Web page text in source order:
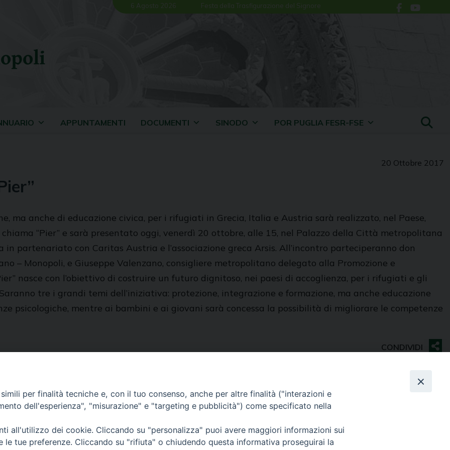
6 Agosto 2026 Festa della Trasfigurazione del Signore
APPUNTAMENTI DOCUMENTI SINODO POR PUGLIA FESR-FSE
20 Ottobre 2017
ma anche di educazione civica, per i rifugiati in Grecia, Italia e Austria sarà realizzato, nel Paese,
“Pier” e sarà presentato oggi, venerdì 20 ottobre, alle 15, nel Palazzo della Città metropolitana
partenariato con Caritas Austria e l’associazione greca Arsis. All’incontro parteciperanno don
– Monopoli, e Giuseppe Valenzano, consigliere metropolitano delegato alla Promozione e
nasce con l’obiettivo di costruire un futuro dignitoso, nei paesi di accoglienza, per i rifugiati e gli
tre i grandi temi dell’iniziativa: protezione, integrazione e formazione, ma anche educazione
psicologiche, mentre ai bambini e ai giovani sarà concessa la possibilità di migliorare le competenze
70014 CONVERSANO (BA) – Via San Benedetto, 1
per finalità tecniche e, con il tuo consenso, anche per altre finalità ("interazioni e
dell'esperienza", "misurazione" e "targeting e pubblicità") come specificato nella
all'utilizzo dei cookie. Cliccando su "personalizza" puoi avere maggiori informazioni sui
le tue preferenze. Cliccando su "rifiuta" o chiudendo questa informativa proseguirai la